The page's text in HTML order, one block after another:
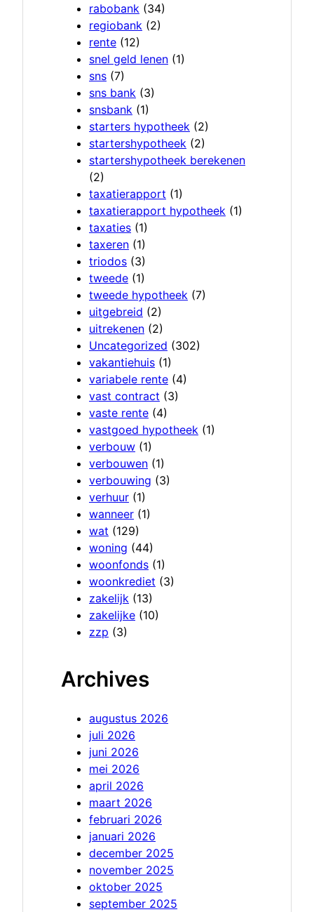
rabobank (34)
regiobank (2)
rente (12)
snel geld lenen (1)
sns (7)
sns bank (3)
snsbank (1)
starters hypotheek (2)
startershypotheek (2)
startershypotheek berekenen
(2)
taxatierapport (1)
taxatierapport hypotheek (1)
taxaties (1)
taxeren (1)
triodos (3)
tweede (1)
tweede hypotheek (7)
uitgebreid (2)
uitrekenen (2)
Uncategorized (302)
vakantiehuis (1)
variabele rente (4)
vast contract (3)
vaste rente (4)
vastgoed hypotheek (1)
verbouw (1)
verbouwen (1)
verbouwing (3)
verhuur (1)
wanneer (1)
wat (129)
woning (44)
woonfonds (1)
woonkrediet (3)
zakelijk (13)
zakelijke (10)
zzp (3)
Archives
augustus 2026
juli 2026
juni 2026
mei 2026
april 2026
maart 2026
februari 2026
januari 2026
december 2025
november 2025
oktober 2025
september 2025